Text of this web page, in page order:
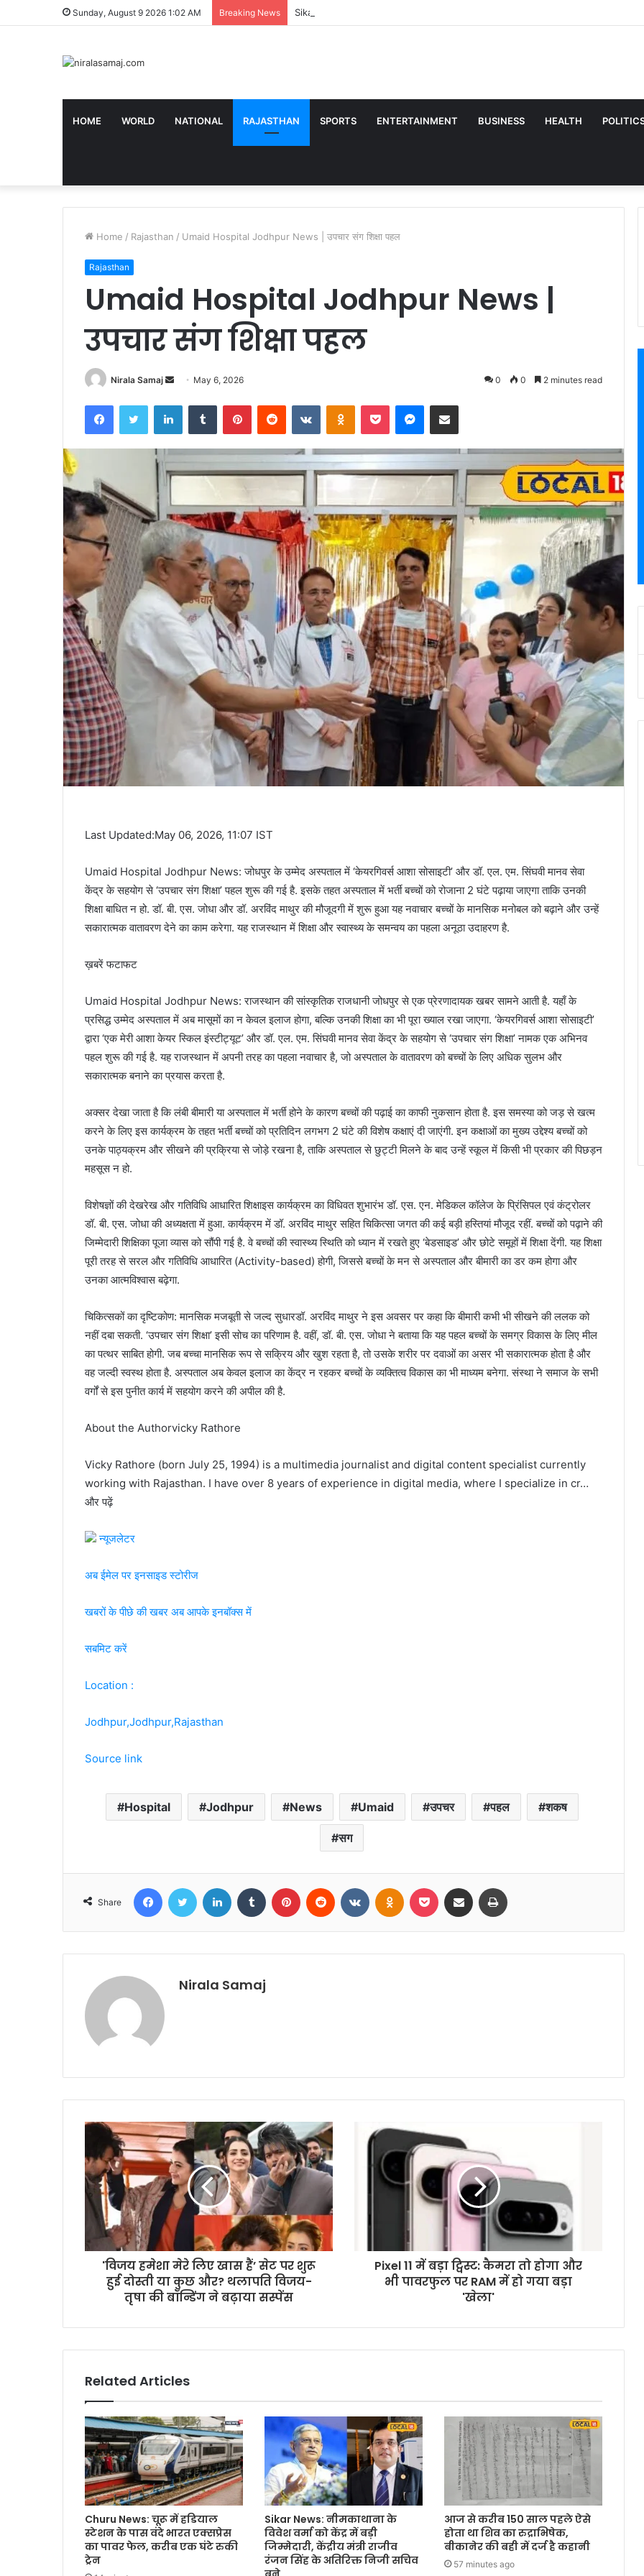
Sunday, August 9 2026 1:02 AM Breaking News Sikar News: नीमकाथाना के विवेश वर्मा को केंद्र में बड़ी जिम्मेदारी, केंद्रीय मंत्री राजीव रंजन सिंह के
HOME WORLD NATIONAL RAJASTHAN SPORTS ENTERTAINMENT BUSINESS HEALTH
Home / Rajasthan / Umaid Hospital Jodhpur News | उपचार संग शिक्षा पहल
Rajasthan
Umaid Hospital Jodhpur News |
उपचार संग शिक्षा पहल
Nirala Samaj
Send May 6, 2026 0 0 2 minutes read
FacebookTwitter LinkedInTumblr PinterestReddit VKontakteOdnoklassniki
Pocket Messenger
Share via Email
Last Updated:May 06, 2026, 11:07 IST
Umaid Hospital Jodhpur News: जोधपुर के उम्मेद अस्पताल में ‘केयरगिवर्स आशा सोसाइटी’ और डॉ. एल. एम. सिंघवी मानव सेवा
केंद्र के सहयोग से ‘उपचार संग शिक्षा’ पहल शुरू की गई है. इसके तहत अस्पताल में भर्ती बच्चों को रोजाना 2 घंटे पढ़ाया जाएगा ताकि उनकी
शिक्षा बाधित न हो. डॉ. बी. एस. जोधा और डॉ. अरविंद माथुर की मौजूदगी में शुरू हुआ यह नवाचार बच्चों के मानसिक मनोबल को बढ़ाने और उन्हें
सकारात्मक वातावरण देने का काम करेगा. यह राजस्थान में शिक्षा और स्वास्थ्य के समन्वय का पहला अनूठा उदाहरण है.
ख़बरें फटाफट
Umaid Hospital Jodhpur News: राजस्थान की सांस्कृतिक राजधानी जोधपुर से एक प्रेरणादायक खबर सामने आती है. यहाँ के
प्रसिद्ध उम्मेद अस्पताल में अब मासूमों का न केवल इलाज होगा, बल्कि उनकी शिक्षा का भी पूरा ख्याल रखा जाएगा. ‘केयरगिवर्स आशा सोसाइटी’
द्वारा ‘एक मेरी आशा केयर स्किल इंस्टीट्यूट’ और डॉ. एल. एम. सिंघवी मानव सेवा केंद्र के सहयोग से ‘उपचार संग शिक्षा’ नामक एक अभिनव
पहल शुरू की गई है. यह राजस्थान में अपनी तरह का पहला नवाचार है, जो अस्पताल के वातावरण को बच्चों के लिए अधिक सुलभ और
सकारात्मक बनाने का प्रयास करता है.
अक्सर देखा जाता है कि लंबी बीमारी या अस्पताल में भर्ती होने के कारण बच्चों की पढ़ाई का काफी नुकसान होता है. इस समस्या को जड़ से खत्म
करने के लिए इस कार्यक्रम के तहत भर्ती बच्चों को प्रतिदिन लगभग 2 घंटे की विशेष कक्षाएं दी जाएंगी. इन कक्षाओं का मुख्य उद्देश्य बच्चों को
उनके पाठ्यक्रम और सीखने की प्रक्रिया से जोड़े रखना है, ताकि अस्पताल से छुट्टी मिलने के बाद उन्हें स्कूल में किसी भी प्रकार की पिछड़न
महसूस न हो.
विशेषज्ञों की देखरेख और गतिविधि आधारित शिक्षाइस कार्यक्रम का विधिवत शुभारंभ डॉ. एस. एन. मेडिकल कॉलेज के प्रिंसिपल एवं कंट्रोलर
डॉ. बी. एस. जोधा की अध्यक्षता में हुआ. कार्यक्रम में डॉ. अरविंद माथुर सहित चिकित्सा जगत की कई बड़ी हस्तियां मौजूद रहीं. बच्चों को पढ़ाने की
जिम्मेदारी शिक्षिका पूजा व्यास को सौंपी गई है. वे बच्चों की स्वास्थ्य स्थिति को ध्यान में रखते हुए ‘बेडसाइड’ और छोटे समूहों में शिक्षा देंगी. यह शिक्षा
पूरी तरह से सरल और गतिविधि आधारित (Activity-based) होगी, जिससे बच्चों के मन से अस्पताल और बीमारी का डर कम होगा और
उनका आत्मविश्वास बढ़ेगा.
चिकित्सकों का दृष्टिकोण: मानसिक मजबूती से जल्द सुधारडॉ. अरविंद माथुर ने इस अवसर पर कहा कि बीमारी कभी भी सीखने की ललक को
नहीं दबा सकती. ‘उपचार संग शिक्षा’ इसी सोच का परिणाम है. वहीं, डॉ. बी. एस. जोधा ने बताया कि यह पहल बच्चों के समग्र विकास के लिए मील
का पत्थर साबित होगी. जब बच्चा मानसिक रूप से सक्रिय और खुश रहता है, तो उसके शरीर पर दवाओं का असर भी सकारात्मक होता है और
वह जल्दी स्वस्थ होता है. अस्पताल अब केवल इलाज का केंद्र न रहकर बच्चों के व्यक्तित्व विकास का भी माध्यम बनेगा. संस्था ने समाज के सभी
वर्गों से इस पुनीत कार्य में सहयोग करने की अपील की है.
About the Authorvicky Rathore
Vicky Rathore (born July 25, 1994) is a multimedia journalist and digital content specialist currently
working with Rajasthan. I have over 8 years of experience in digital media, where I specialize in cr…
और पढ़ें
न्यूजलेटर
अब ईमेल पर इनसाइड स्‍टोर‍ीज
खबरों के पीछे की खबर अब आपके इनबॉक्‍स में
सबमिट करें
Location :
Jodhpur,Jodhpur,Rajasthan
Source link
Hospital Jodhpur News Umaid उपचर पहल शकष
सग
Share
FacebookTwitter LinkedIn Tumblr Pinterest Reddit VKontakteOdnoklassniki
Pocket Share via Email
Nirala Samaj
'विजय हमेशा मेरे लिए खास हैं’ सेट पर शुरू
हुई दोस्ती या कुछ और? थलापति विजय-
तृषा की बॉन्डिंग ने बढ़ाया सस्पेंस
Pixel 11 में बड़ा ट्विस्ट: कैमरा तो होगा और
भी पावरफुल पर RAM में हो गया बड़ा
'खेला'
Related Articles
Churu News: चूरू में हडियाल
स्टेशन के पास वंदे भारत एक्सप्रेस
का पावर फेल, करीब एक घंटे रुकी
ट्रेन
Sikar News: नीमकाथाना के
विवेश वर्मा को केंद्र में बड़ी
जिम्मेदारी, केंद्रीय मंत्री राजीव
रंजन सिंह के अतिरिक्त निजी सचिव
आज से करीब 150 साल पहले ऐसे
होता था शिव का रुद्राभिषेक,
बीकानेर की बही में दर्ज है कहानी
57 minutes ago